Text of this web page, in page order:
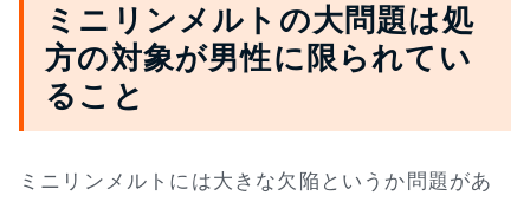
ミニリンメルトの大問題は処
方の対象が男性に限られてい
ること
ミニリンメルトには大きな欠陥というか問題があ